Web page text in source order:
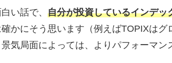
い話で、 自分が投資しているインデッ
確かにそう思います（例えばTOPIXは
気局面によっては、よりパフォーマン